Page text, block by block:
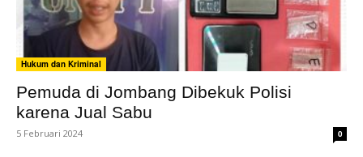
Hukum dan Kriminal
Pemuda di Jombang Dibekuk Polisi
karena Jual Sabu
5 Februari 2024 0